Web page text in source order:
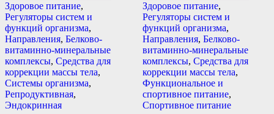
Здоровое питание,
Регуляторы систем и
функций организма,
Направления, Белково-
витаминно-минеральные
комплексы, Средства для
коррекции массы тела,
Системы организма,
Репродуктивная,
Эндокринная
Здоровое питание,
Регуляторы систем и
функций организма,
Направления, Белково-
витаминно-минеральные
комплексы, Средства для
коррекции массы тела,
Функциональное и
спортивное питание,
Спортивное питание